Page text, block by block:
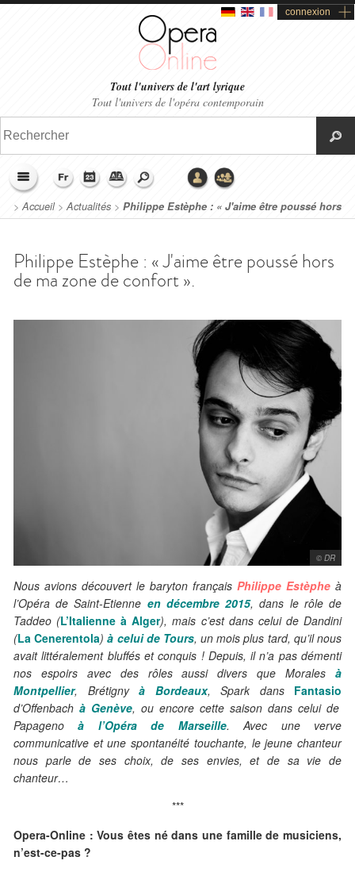
connexion
Tout l'univers de l'art lyrique
Tout l'univers de l'opéra contemporain
>Accueil>Actualités > Philippe Estèphe : « J'aime être poussé hors
de ma zone de confort ».
Philippe Estèphe : « J'aime être poussé hors
de ma zone de confort ».
© DR
Nous avions découvert le baryton français Philippe Estèphe à
l’Opéra de Saint-Etienne en décembre 2015, dans le rôle de
Taddeo (L’Italienne à Alger), mais c’est dans celui de Dandini
(La Cenerentola)à celui de Tours, un mois plus tard, qu’il nous
avait littéralement bluffés et conquis ! Depuis, il n’a pas démenti
nos espoirs avec des rôles aussi divers que Morales à
Montpellier, Brétigny à Bordeaux, Spark dans Fantasio
d’Offenbach à Genève, ou encore cette saison dans celui de
Papagenoà l’Opéra de Marseille. Avec une verve
communicative et une spontanéité touchante, le jeune chanteur
nous parle de ses choix, de ses envies, et de sa vie de
chanteur…
***
Opera-Online : Vous êtes né dans une famille de musiciens,
n’est-ce-pas ?